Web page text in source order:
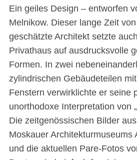
Ein geiles Design – entworfen
Melnikow. Dieser lange Zeit
geschätzte Architekt setzte
Privathaus auf ausdrucksvolle
Formen. In zwei
zylindrischen Gebäudeteilen
Fenstern verwirklichte er seine
unorthodoxe Interpretation von
Die zeitgenössischen Bilder
Moskauer Architekturmuseums
und die aktuellen Pare-Fotos